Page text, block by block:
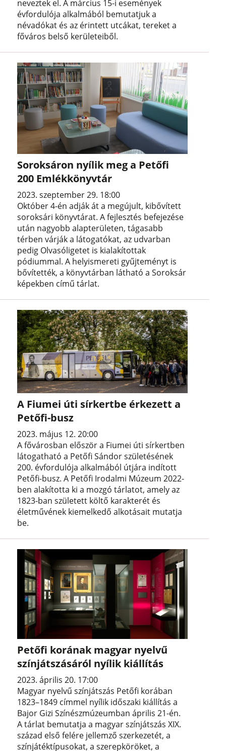
neveztek el. A március 15-i események
évfordulója alkalmából bemutatjuk a
névadókat és az érintett utcákat, tereket a
főváros belső kerületeiből.
Soroksáron nyílik meg a Petőfi
200 Emlékkönyvtár
2023. szeptember 29. 18:00
Október 4-én adják át a megújult, kibővített
soroksári könyvtárat. A fejlesztés befejezése
után nagyobb alapterületen, tágasabb
térben várják a látogatókat, az udvarban
pedig Olvasóligetet is kialakítottak
pódiummal. A helyismereti gyűjteményt is
bővítették, a könyvtárban látható a Soroksár
képekben című tárlat.
A Fiumei úti sírkertbe érkezett a
Petőfi-busz
2023. május 12. 20:00
A fővárosban először a Fiumei úti sírkertben
látogatható a Petőfi Sándor születésének
200. évfordulója alkalmából útjára indított
Petőfi-busz. A Petőfi Irodalmi Múzeum 2022-
ben alakította ki a mozgó tárlatot, amely az
1823-ban született költő karakterét és
életművének kiemelkedő alkotásait mutatja
be.
Petőfi korának magyar nyelvű
színjátszásáról nyílik kiállítás
2023. április 20. 17:00
Magyar nyelvű színjátszás Petőfi korában
1823–1849 címmel nyílik időszaki kiállítás a
Bajor Gizi Színészmúzeumban április 21-én.
A tárlat bemutatja a magyar színjátszás XIX.
század első felére jellemző szerkezetét, a
színjátéktípusokat, a szerepköröket, a